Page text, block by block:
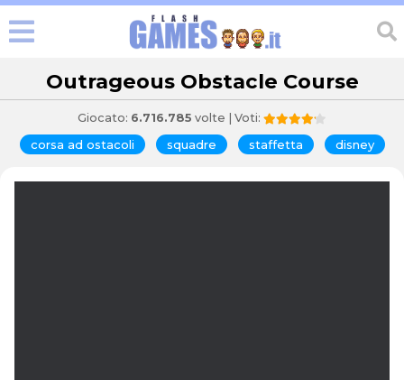
Outrageous Obstacle Course
Giocato: 6.716.785 volte | Voti:
corsa ad ostacoli squadre staffetta disney